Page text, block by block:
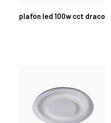
plafón led 100w cct draco